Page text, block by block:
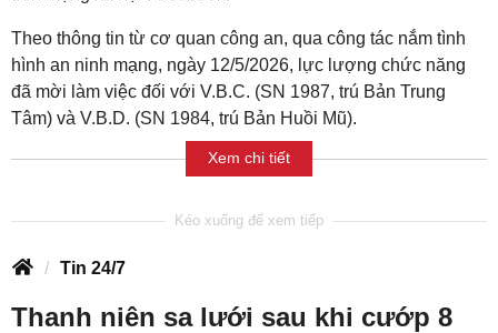
Theo thông tin từ cơ quan công an, qua công tác nắm tình
hình an ninh mạng, ngày 12/5/2026, lực lượng chức năng
đã mời làm việc đối với V.B.C. (SN 1987, trú Bản Trung
Tâm) và V.B.D. (SN 1984, trú Bản Huồi Mũ).
Xem chi tiết
Tin 24/7
Thanh niên sa lưới sau khi cướp 8